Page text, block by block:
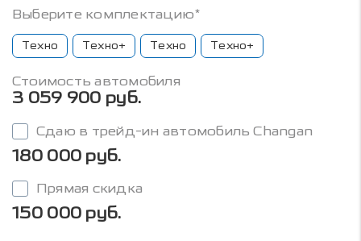
Выберите комплектацию*
Техно Техно+ Техно Техно+
Стоимость автомобиля
3 059 900 руб.
Сдаю в трейд-ин автомобиль Changan
180 000 руб.
Прямая скидка
150 000 руб.